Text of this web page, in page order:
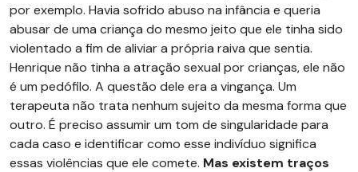
por exemplo. Havia sofrido abuso na infância e queria
abusar de uma criança do mesmo jeito que ele tinha sido
violentado a fim de aliviar a própria raiva que sentia.
Henrique não tinha a atração sexual por crianças, ele não
é um pedófilo. A questão dele era a vingança. Um
terapeuta não trata nenhum sujeito da mesma forma que
outro. É preciso assumir um tom de singularidade para
cada caso e identificar como esse indivíduo significa
essas violências que ele comete. Mas existem traços